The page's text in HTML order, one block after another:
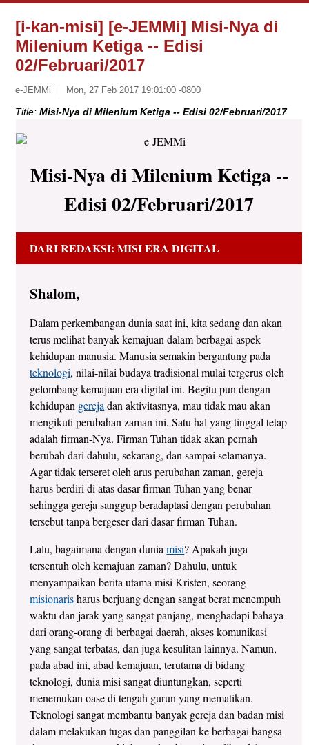
[i-kan-misi] [e-JEMMi] Misi-Nya di
Milenium Ketiga -- Edisi
02/Februari/2017
e-JEMMi Mon, 27 Feb 2017 19:01:00 -0800
Title:Misi-Nya di Milenium Ketiga -- Edisi 02/Februari/2017
Misi-Nya di Milenium Ketiga --
Edisi 02/Februari/2017
DARI REDAKSI: MISI ERA DIGITAL
Shalom,
Dalam perkembangan dunia saat ini, kita sedang dan akan
terus melihat banyak kemajuan dalam berbagai aspek
kehidupan manusia. Manusia semakin bergantung pada
teknologi, nilai-nilai budaya tradisional mulai tergerus oleh
gelombang kemajuan era digital ini. Begitu pun dengan
kehidupan gereja dan aktivitasnya, mau tidak mau akan
mengikuti perubahan zaman ini. Satu hal yang tinggal tetap
adalah firman-Nya. Firman Tuhan tidak akan pernah
berubah dari dahulu, sekarang, dan sampai selamanya.
Agar tidak terseret oleh arus perubahan zaman, gereja
harus berdiri di atas dasar firman Tuhan yang benar
sehingga gereja sanggup beradaptasi dengan perubahan
tersebut tanpa bergeser dari dasar firman Tuhan.
Lalu, bagaimana dengan duniamisi? Apakah juga
tersentuh oleh kemajuan zaman? Dahulu, untuk
menyampaikan berita utama misi Kristen, seorang
misionarisharus berjuang dengan sangat berat menempuh
waktu dan jarak yang sangat panjang, menghadapi bahaya
dari orang-orang di berbagai daerah, akses komunikasi
yang sangat terbatas, dan juga kesulitan lainnya. Namun,
pada abad ini, abad kemajuan, terutama di bidang
teknologi, dunia misi sangat diuntungkan, seperti
menemukan oase di tengah gurun yang mematikan.
Teknologi sangat membantu banyak gereja dan badan misi
dalam melakukan tugas dan panggilan ke berbagai bangsa